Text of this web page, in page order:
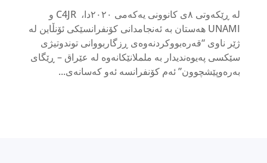
لە ڕێکەوتی ٨ی کانوونی یەکەمی ٢٠٢٠دا، C4JR و
UNAMI هەستان بە ئەنجامدانی کۆنفرانسێکی ئۆنڵاین لە
ژێر ناوی “قەرەبووکردنەوەی ڕزگاربووانی توندوتیژی
سێکسی پەیوەندیدار بە ململانێکانەوە لە عێراق – ڕێگای
بەرەوپێشچوون” ئەم کۆنفرانسە ئەو کەسانەی...